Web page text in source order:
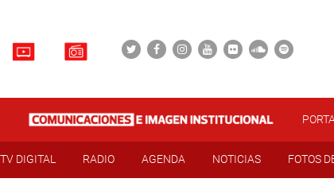
TV DIGITAL RADIO AGENDA NOTICIAS FOTOS